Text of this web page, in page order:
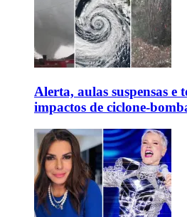
Alerta, aulas suspensas e
impactos de ciclone-